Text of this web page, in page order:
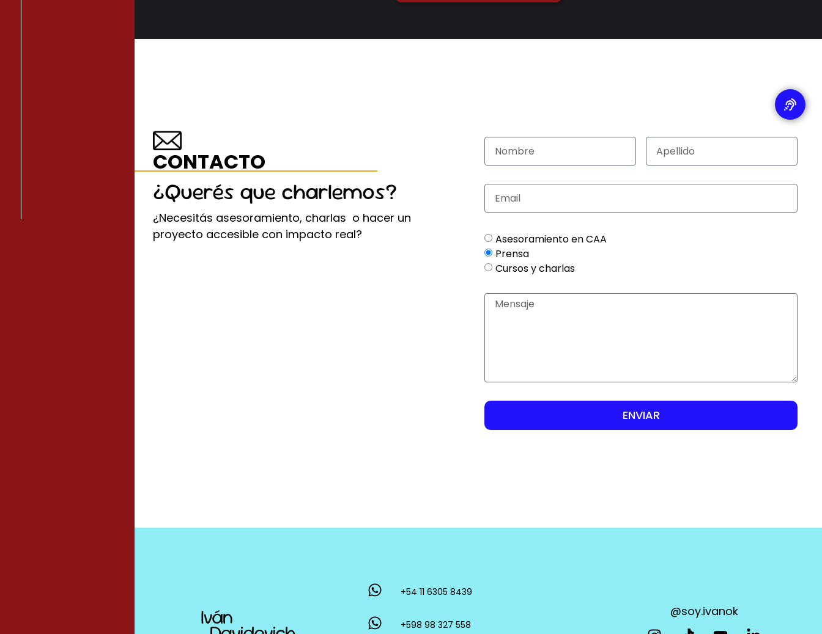
CONTACTO
¿Querés que charlemos?
¿Necesitás asesoramiento, charlas o hacer un
proyecto accesible con impacto real?
Asesoramiento en CAA
Prensa
Cursos y charlas
ENVIAR
+54 11 6305 8439
+598 98 327 558
@soy.ivanok